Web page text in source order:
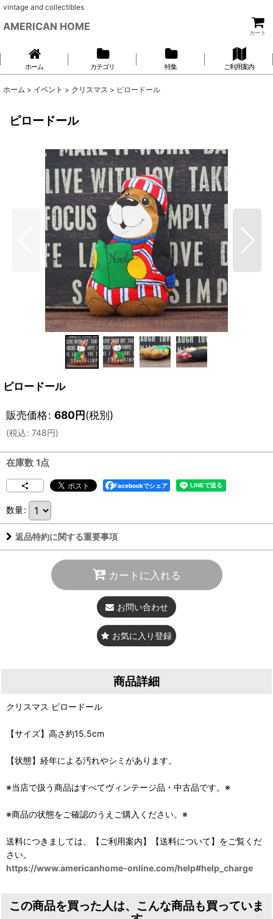
vintage and collectibles
AMERICAN HOME
カート
ホーム カテゴリ 特集 ご利用案内
ホーム > イベント > クリスマス > ピロードール
ピロードール
ピロードール
販売価格: 680円(税別)
(税込: 748円)
在庫数 1点
Facebookでシェア
数量:
返品特約に関する重要事項
カートに入れる
お問い合わせ
お気に入り登録
商品詳細
クリスマス ピロードール
【サイズ】高さ約15.5cm
【状態】経年による汚れやシミがあります。
※当店で扱う商品はすべてヴィンテージ品・中古品です。※
※商品の状態をご確認のうえご購入ください。※
送料につきましては、【ご利用案内】【送料について】をご覧くだ
さい。
https://www.americanhome-online.com/help#help_charge
この商品を買った人は、こんな商品も買っていま